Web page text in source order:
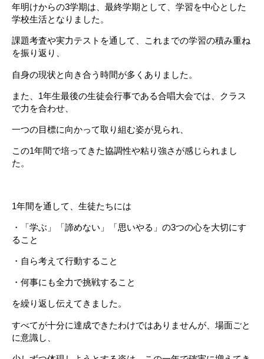
年明けからの3学期は、最終学期として、学習を中心とした
学校生活となりました。
課題考査や実力テストを通して、これまでの学習の積み重ね
を振り返り、
自身の現状と向き合う時間が多くありました。
また、1年生最後の生徒会行事である合唱大会では、クラス
で力を合わせ、
一つの目標に向かって取り組む姿が見られ、
この1年間で培ってきた協調性や粘り強さが感じられまし
た。
1年間を通して、生徒たちには
・「学ぶ」「諦めない」「思いやる」の3つの心を大切にす
ること
・自ら考えて行動すること
・何事にも全力で挑戦すること
を繰り返し伝えてきました。
すべてが十分に達成できたわけではありませんが、場面ごと
に意識し、